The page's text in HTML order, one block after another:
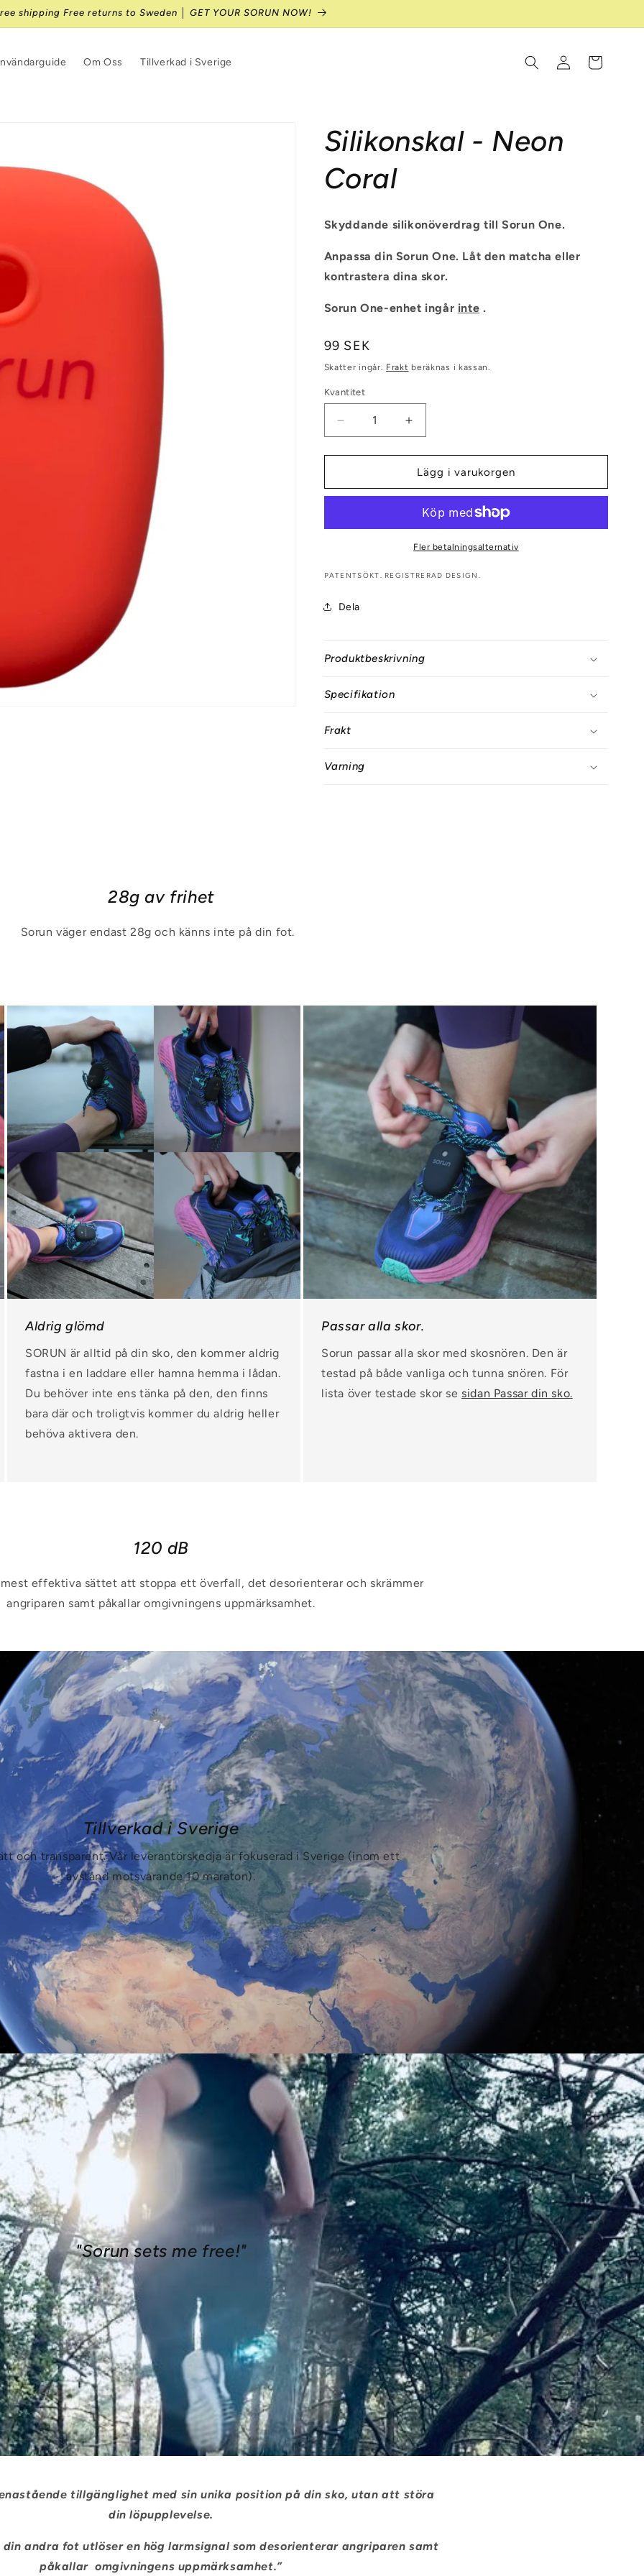
shipping Free returns to Sweden │ GET YOUR SORUN NOW!
Om Oss Tillverkad i Sverige
Logga
Varukorg
Silikonskal - Neon
Coral
Skyddande silikonöverdrag till Sorun One.
Anpassa din Sorun One. Låt den matcha eller
kontrastera dina skor.
Sorun One-enhet ingår inte .
Ordinarie
pris
99 SEK
Skatter ingår. Frakt beräknas i kassan.
Kvantitet
Minska
kvantitet
för
-
Öka
kvantitet
för
Silikonskal
-
Coral
Lägg i varukorgen
Fler betalningsalternativ
PATENTSÖKT. REGISTRERAD DESIGN.
Dela
Produktbeskrivning
Specifikation
Frakt
Varning
28g av frihet
Sorun väger endast 28g och känns inte på din fot.
Aldrig glömd
SORUN är alltid på din sko, den kommer aldrig
fastna i en laddare eller hamna hemma i lådan.
Du behöver inte ens tänka på den, den finns
bara där och troligtvis kommer du aldrig heller
behöva aktivera den.
Passar alla skor.
Sorun passar alla skor med skosnören. Den är
testad på både vanliga och tunna snören. För
lista över testade skor se sidan Passar din sko.
120 dB
effektiva sättet att stoppa ett överfall, det desorienterar och skrämmer
angriparen samt påkallar omgivningens uppmärksamhet.
Tillverkad i Sverige
och transparent. Vår leverantörskedja är fokuserad i Sverige (inom ett
avstånd motsvarande 10 maraton).
"Sorun sets me free!"
tillgänglighet med sin unika position på din sko, utan att störa
din löpupplevelse.
din andra fot utlöser en hög larmsignal som desorienterar angriparen samt
påkallar omgivningens uppmärksamhet.”